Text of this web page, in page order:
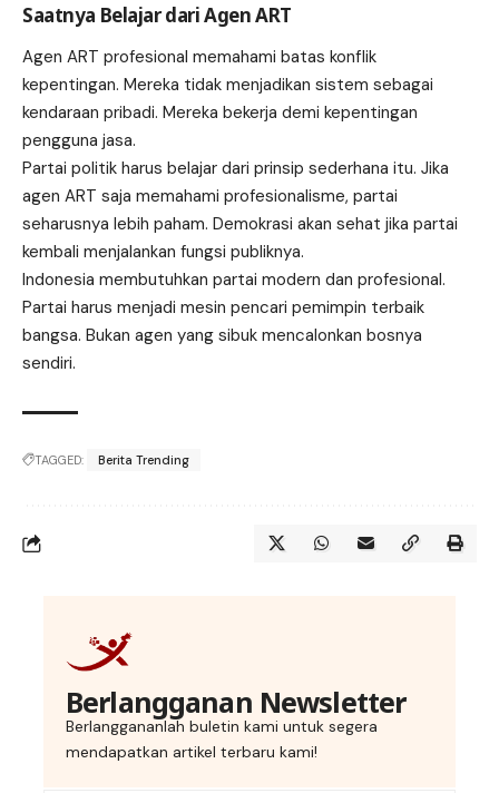
Saatnya Belajar dari Agen ART
Agen ART profesional memahami batas konflik
kepentingan. Mereka tidak menjadikan sistem sebagai
kendaraan pribadi. Mereka bekerja demi kepentingan
pengguna jasa.
Partai politik harus belajar dari prinsip sederhana itu. Jika
agen ART saja memahami profesionalisme, partai
seharusnya lebih paham. Demokrasi akan sehat jika partai
kembali menjalankan fungsi publiknya.
Indonesia membutuhkan partai modern dan profesional.
Partai harus menjadi mesin pencari pemimpin terbaik
bangsa. Bukan agen yang sibuk mencalonkan bosnya
sendiri.
TAGGED: Berita Trending
Berlangganan Newsletter
Berlanggananlah buletin kami untuk segera
mendapatkan artikel terbaru kami!